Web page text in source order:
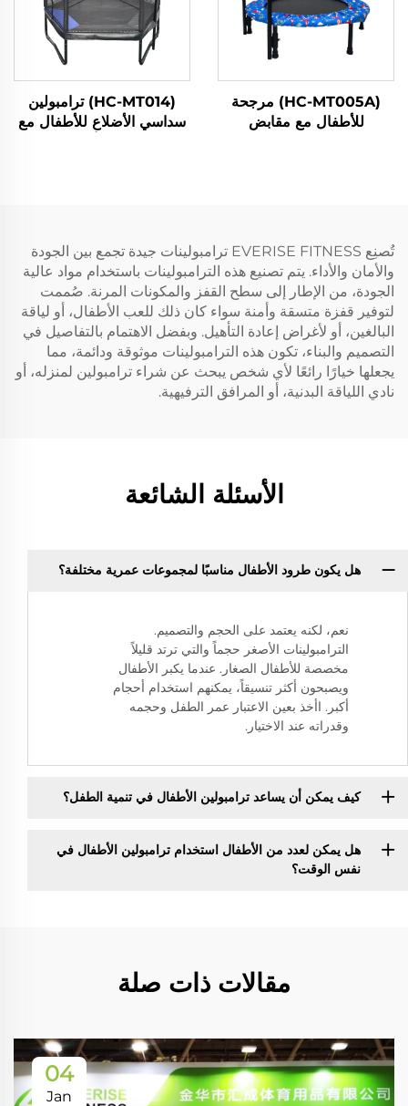
(HC-MT005A) مرجحة
للأطفال مع مقابض
(HC-MT014) ترامبولين
سداسي الأضلاع للأطفال مع
تُصنِع EVERISE FITNESS ترامبولينات جيدة تجمع بين الجودة
والأمان والأداء. يتم تصنيع هذه الترامبولينات باستخدام مواد عالية
الجودة، من الإطار إلى سطح القفز والمكونات المرنة. صُممت
لتوفير قفزة متسقة وأمنة سواء كان ذلك للعب الأطفال، أو لياقة
البالغين، أو لأغراض إعادة التأهيل. وبفضل الاهتمام بالتفاصيل في
التصميم والبناء، تكون هذه الترامبولينات موثوقة ودائمة، مما
يجعلها خيارًا رائعًا لأي شخص يبحث عن شراء ترامبولين لمنزله، أو
نادي اللياقة البدنية، أو المرافق الترفيهية.
الأسئلة الشائعة
هل يكون طرود الأطفال مناسبًا لمجموعات عمرية مختلفة؟
نعم، لكنه يعتمد على الحجم والتصميم.
الترامبولينات الأصغر حجماً والتي ترتد قليلاً
مخصصة للأطفال الصغار. عندما يكبر الأطفال
ويصبحون أكثر تنسيقاً، يمكنهم استخدام أحجام
أكبر. اأخذ بعين الاعتبار عمر الطفل وحجمه
وقدراته عند الاختيار.
كيف يمكن أن يساعد ترامبولين الأطفال في تنمية الطفل؟
هل يمكن لعدد من الأطفال استخدام ترامبولين الأطفال في
نفس الوقت؟
مقالات ذات صلة
04
Jan